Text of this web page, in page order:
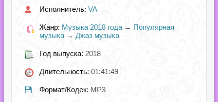
Исполнитель: VA
Жанр: Музыка 2018 года → Популярная
музыка → Джаз музыка
Год выпуска: 2018
Длительность: 01:41:49
Формат/Кодек: MP3